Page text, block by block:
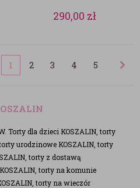
290,00 zł
1 2 3 4 5
Torty dla dzieci KOSZALIN, torty
urodzinowe KOSZALIN, torty
torty z dostawą
torty na komunie
torty na wieczór